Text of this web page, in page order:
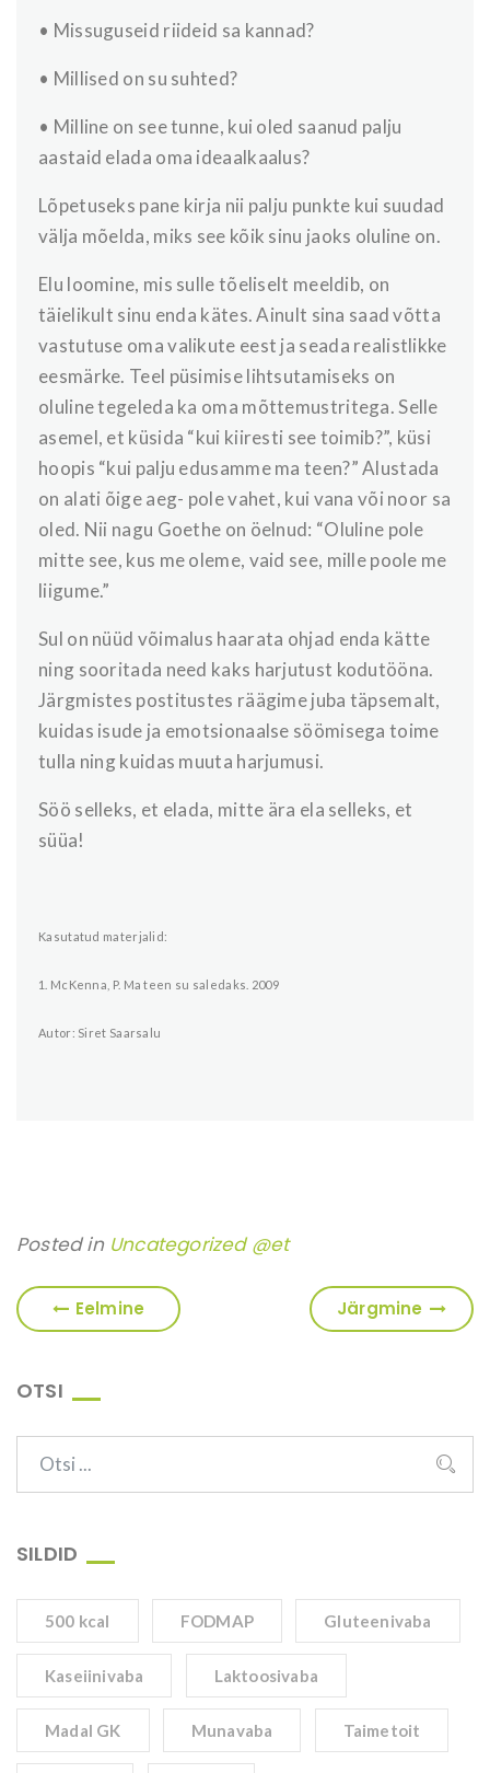
• Missuguseid riideid sa kannad?
• Millised on su suhted?
• Milline on see tunne, kui oled saanud palju
aastaid elada oma ideaalkaalus?
Lõpetuseks pane kirja nii palju punkte kui suudad
välja mõelda, miks see kõik sinu jaoks oluline on.
Elu loomine, mis sulle tõeliselt meeldib, on
täielikult sinu enda kätes. Ainult sina saad võtta
vastutuse oma valikute eest ja seada realistlikke
eesmärke. Teel püsimise lihtsutamiseks on
oluline tegeleda ka oma mõttemustritega. Selle
asemel, et küsida “kui kiiresti see toimib?”, küsi
hoopis “kui palju edusamme ma teen?” Alustada
on alati õige aeg- pole vahet, kui vana või noor sa
oled. Nii nagu Goethe on öelnud: “Oluline pole
mitte see, kus me oleme, vaid see, mille poole me
liigume.”
Sul on nüüd võimalus haarata ohjad enda kätte
ning sooritada need kaks harjutust kodutööna.
Järgmistes postitustes räägime juba täpsemalt,
kuidas isude ja emotsionaalse söömisega toime
tulla ning kuidas muuta harjumusi.
Söö selleks, et elada, mitte ära ela selleks, et
süüa!
Kasutatud materjalid:
1. McKenna, P. Ma teen su saledaks. 2009
Autor: Siret Saarsalu
Posted in Uncategorized @et
Eelmine Järgmine
OTSI
SILDID
500 kcal FODMAP Gluteenivaba
Kaseiinivaba Laktoosivaba
Madal GK Munavaba Taimetoit